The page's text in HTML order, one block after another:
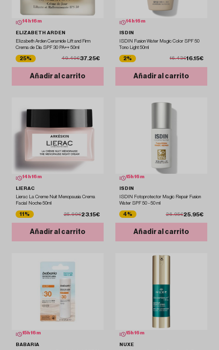
14 h16 m
ELIZABETH ARDEN
Elizabeth Arden Ceramide Lift and Firm
Crema de Día SPF 30 PA++ 50ml
25% 49.40€37.25€
Añadir al carrito
14 h16 m
ISDIN
ISDIN Fusion Water Magic Color SPF 50
Tono Light 50ml
2% 16.43€16.15€
Añadir al carrito
14 h16 m
LIERAC
Lierac La Creme Nuit Menopausia Crema
Facial Noche 50ml
11% 25.99€23.15€
Añadir al carrito
15 h16 m
ISDIN
ISDIN Fotoprotector Magic Repair Fusion
Water SPF 50 - 50 ml
4% 26.95€25.95€
Añadir al carrito
15 h16 m
BABARIA
15 h16 m
NUXE